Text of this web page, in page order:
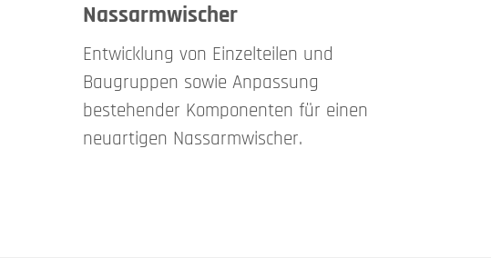
Nassarmwischer
Entwicklung von Einzelteilen und
Baugruppen sowie Anpassung
bestehender Komponenten für einen
neuartigen Nassarmwischer.